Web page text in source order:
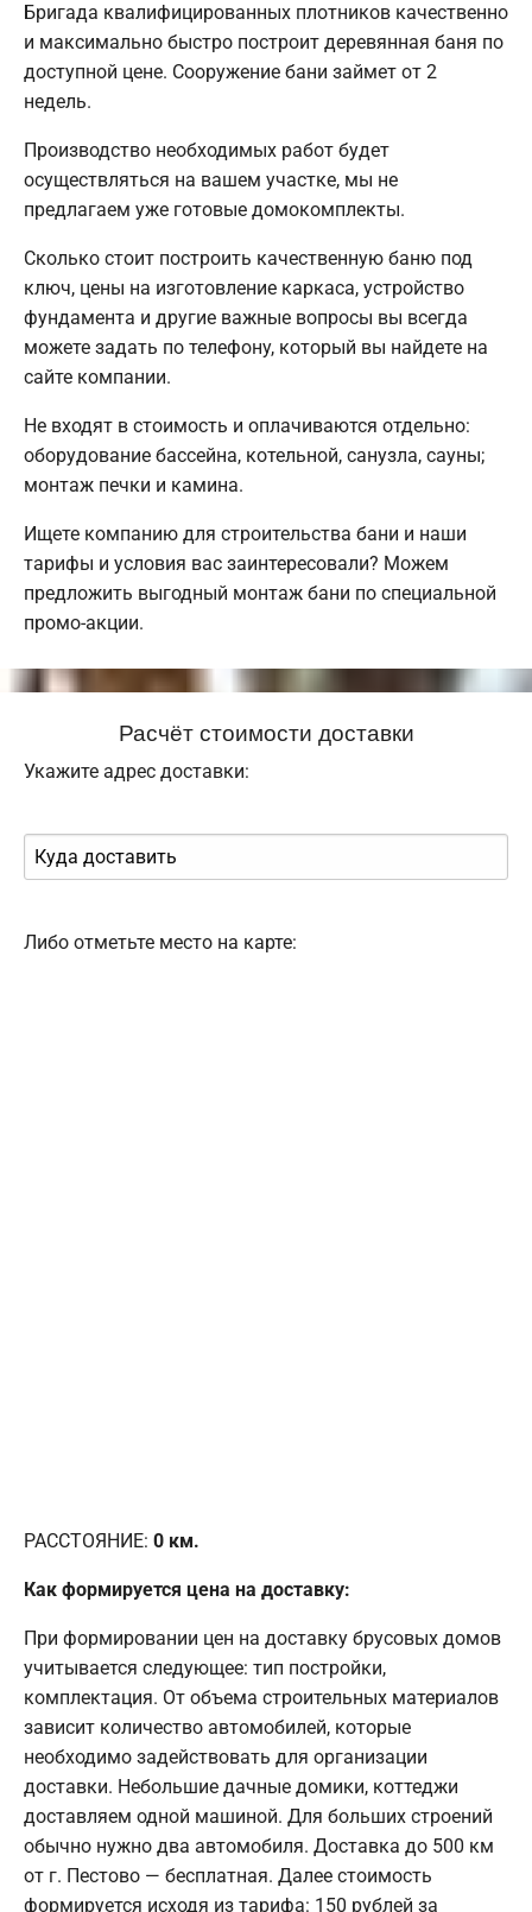
Бригада квалифицированных плотников качественно
и максимально быстро построит деревянная баня по
доступной цене. Сооружение бани займет от 2
недель.
Производство необходимых работ будет
осуществляться на вашем участке, мы не
предлагаем уже готовые домокомплекты.
Сколько стоит построить качественную баню под
ключ, цены на изготовление каркаса, устройство
фундамента и другие важные вопросы вы всегда
можете задать по телефону, который вы найдете на
сайте компании.
Не входят в стоимость и оплачиваются отдельно:
оборудование бассейна, котельной, санузла, сауны;
монтаж печки и камина.
Ищете компанию для строительства бани и наши
тарифы и условия вас заинтересовали? Можем
предложить выгодный монтаж бани по специальной
промо-акции.
Расчёт стоимости доставки
Укажите адрес доставки:
Либо отметьте место на карте:
РАССТОЯНИЕ: 0 км.
Как формируется цена на доставку:
При формировании цен на доставку брусовых домов
учитывается следующее: тип постройки,
комплектация. От объема строительных материалов
зависит количество автомобилей, которые
необходимо задействовать для организации
доставки. Небольшие дачные домики, коттеджи
доставляем одной машиной. Для больших строений
обычно нужно два автомобиля. Доставка до 500 км
от г. Пестово — бесплатная. Далее стоимость
формируется исходя из тарифа: 150 рублей за